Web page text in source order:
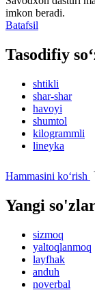
imkon beradi.
Batafsil
Tasodifiy
shtikli
shar-shar
havoyi
shumtol
kilogrammli
lineyka
Hammasini ko‘rish
Yangi
sizmoq
yaltoqlanmoq
layfhak
anduh
noverbal